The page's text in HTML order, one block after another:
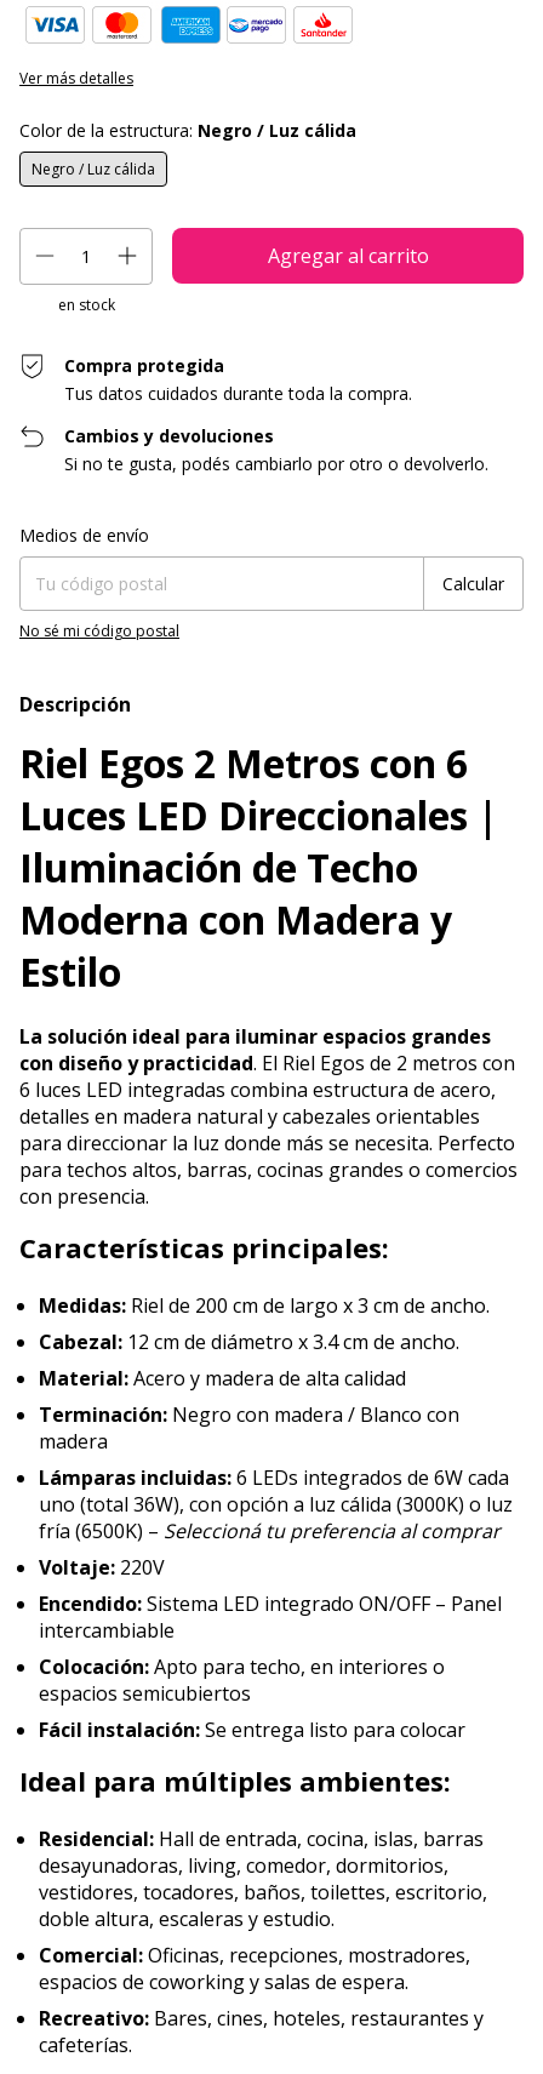
Ver más detalles
Color de la estructura: Negro / Luz cálida
Negro / Luz cálida
en stock
Compra protegida
Tus datos cuidados durante toda la compra.
Cambios y devoluciones
Si no te gusta, podés cambiarlo por otro o devolverlo.
Entregas para el CP:
Medios de envío
Calcular
No sé mi código postal
Descripción
Riel Egos 2 Metros con 6
Luces LED Direccionales |
Iluminación de Techo
Moderna con Madera y
Estilo
La solución ideal para iluminar espacios grandes
con diseño y practicidad. El Riel Egos de 2 metros con
6 luces LED integradas combina estructura de acero,
detalles en madera natural y cabezales orientables
para direccionar la luz donde más se necesita. Perfecto
para techos altos, barras, cocinas grandes o comercios
con presencia.
Características principales:
Medidas: Riel de 200 cm de largo x 3 cm de ancho.
Cabezal: 12 cm de diámetro x 3.4 cm de ancho.
Material:Acero y madera de alta calidad
Terminación: Negro con madera / Blanco con
madera
Lámparas incluidas:6 LEDs integrados de 6W cada
uno (total 36W), con opción a luz cálida (3000K) o luz
fría (6500K) – Seleccioná tu preferencia al comprar
Voltaje: 220V
Encendido:Sistema LED integrado ON/OFF – Panel
intercambiable
Colocación:Apto para techo, en interiores o
espacios semicubiertos
Fácil instalación:Se entrega listo para colocar
Ideal para múltiples ambientes:
Residencial: Hall de entrada, cocina, islas, barras
desayunadoras, living, comedor, dormitorios,
vestidores, tocadores, baños, toilettes, escritorio,
doble altura, escaleras y estudio.
Comercial:Oficinas, recepciones, mostradores,
espacios de coworking y salas de espera.
Recreativo: Bares, cines, hoteles, restaurantes y
cafeterías.